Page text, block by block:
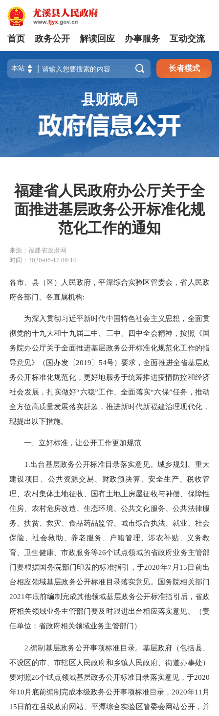
首页 政务公开 解读回应 办事服务 互动交流
 长者模式
县财政局
福建省人民政府办公厅关于全
面推进基层政务公开标准化规
范化工作的通知
来源：福建省政府网
时间：2020-06-17 09:10
各市、县（区）人民政府，平潭综合实验区管委会，省人民政
府各部门、各直属机构:
为深入贯彻习近平新时代中国特色社会主义思想，全面贯
彻党的十九大和十九届二中、三中、四中全会精神，按照《国
务院办公厅关于全面推进基层政务公开标准化规范化工作的指
导意见》（国办发〔2019〕54号）要求，全面推进全省基层政
务公开标准化规范化，更好地服务于统筹推进疫情防控和经济
社会发展，扎实做好“六稳”工作、全面落实“六保”任务，推动
全方位高质量发展落实赶超，推进新时代新福建治理现代化，
现提出以下措施。
一、立好标准，让公开工作更加规范
1.出台基层政务公开标准目录落实意见。城乡规划、重大
建设项目、公共资源交易、财政预决算、安全生产、税收管
理、农村集体土地征收、国有土地上房屋征收与补偿、保障性
住房、农村危房改造、生态环境、公共文化服务、公共法律服
务、扶贫、救灾、食品药品监管、城市综合执法、就业、社会
保险、社会救助、养老服务、户籍管理、涉农补贴、义务教
育、卫生健康、市政服务等26个试点领域的省政府业务主管部
门要根据国务院部门印发的标准指引，于2020年7月15日前出
台相应领域基层政务公开标准目录落实意见。国务院相关部门
2021年底前编制完成其他领域基层政务公开标准指引后，省政
府相关领域业务主管部门要及时跟进出台相应落实意见。（责
任单位：省政府相关领域业务主管部门）
2.编制基层政务公开事项标准目录。基层政府（包括县、
不设区的市、市辖区人民政府和乡镇人民政府、街道办事处）
要对照26个试点领域基层政务公开标准目录落实意见，于2020
年10月底前编制完成本级政务公开事项标准目录，2020年11月
15日前在县级政府网站、平潭综合实验区管委会网站公开，并